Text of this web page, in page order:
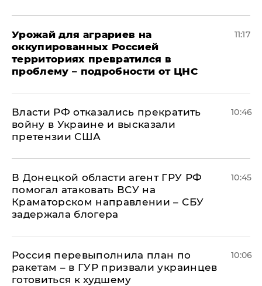
Урожай для аграриев на
оккупированных Россией
территориях превратился в
проблему – подробности от ЦНС
11:17
Власти РФ отказались прекратить
войну в Украине и высказали
претензии США
10:46
В Донецкой области агент ГРУ РФ
помогал атаковать ВСУ на
Краматорском направлении – СБУ
задержала блогера
10:45
Россия перевыполнила план по
ракетам – в ГУР призвали украинцев
готовиться к худшему
10:06